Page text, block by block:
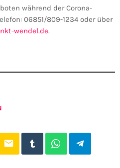
während der Corona-
06851/809-1234 oder über
wendel.de.
email